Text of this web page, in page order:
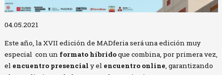
04.05.2021
Este año, la XVII edición de MADferia será una edición muy
especial con un formato híbridoque combina, por primera vez,
el encuentro presencial y el encuentro online, garantizando